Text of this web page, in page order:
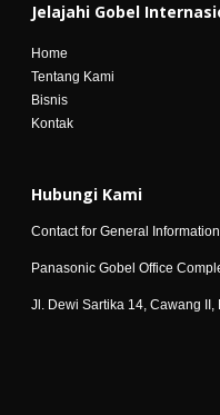
Jelajahi Gobel
Home
Tentang Kami
Bisnis
Kontak
Hubungi Kami
Contact for General Information
Panasonic Gobel Office
Jl. Dewi Sartika 14, Cawang